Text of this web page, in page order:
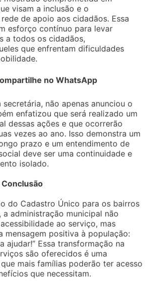
visam a inclusão e o
de apoio aos cidadãos. Essa
esforço contínuo para levar
a todos os cidadãos,
que enfrentam dificuldades
no WhatsApp
secretária, não apenas anunciou o
enfatizou que será realizado um
dessas ações e que ocorrerão
vezes ao ano. Isso demonstra um
prazo e um entendimento de
deve ser uma continuidade e
isolado.
do Cadastro Único para os bairros
administração municipal não
ao serviço, mas
mensagem positiva à população:
ajudar!” Essa transformação na
são oferecidos é uma
mais famílias poderão ter acesso
que necessitam.